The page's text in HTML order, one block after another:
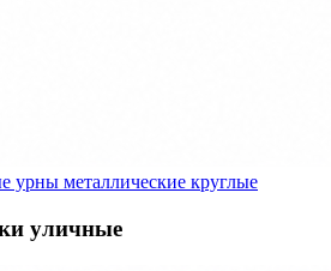
урны металлические круглые
уличные